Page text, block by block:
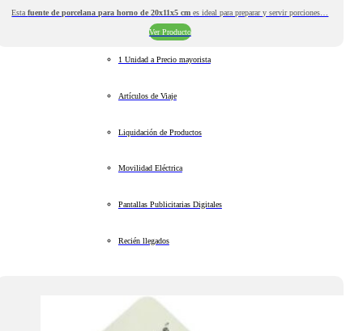
Estafuente de porcelana para horno de20x11x5 cmes ideal para preparar y servir porciones…
Ver Producto
1 Unidad a Precio mayorista
Artículos de Viaje
Liquidación de Productos
Movilidad Eléctrica
Pantallas Publicitarias Digitales
Recién llegados